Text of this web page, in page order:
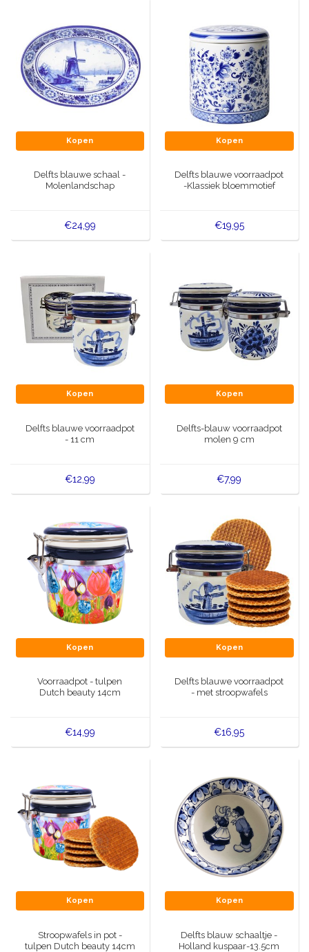
Kopen
Delfts blauwe schaal -
Molenlandschap
€24,99
Kopen
Delfts blauwe voorraadpot
-Klassiek bloemmotief
€19,95
Kopen
Delfts blauwe voorraadpot
- 11 cm
€12,99
Kopen
Delfts-blauw voorraadpot
molen 9 cm
€7,99
Kopen
Voorraadpot - tulpen
Dutch beauty 14cm
€14,99
Kopen
Delfts blauwe voorraadpot
- met stroopwafels
€16,95
Kopen
Stroopwafels in pot -
tulpen Dutch beauty 14cm
Kopen
Delfts blauw schaaltje -
Holland kuspaar-13.5cm